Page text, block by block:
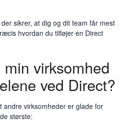
sikrer, at dig og dit team får mest
hvordan du tilføjer en Direct
virksomhed
ved Direct?
andre virksomheder er glade for
største: